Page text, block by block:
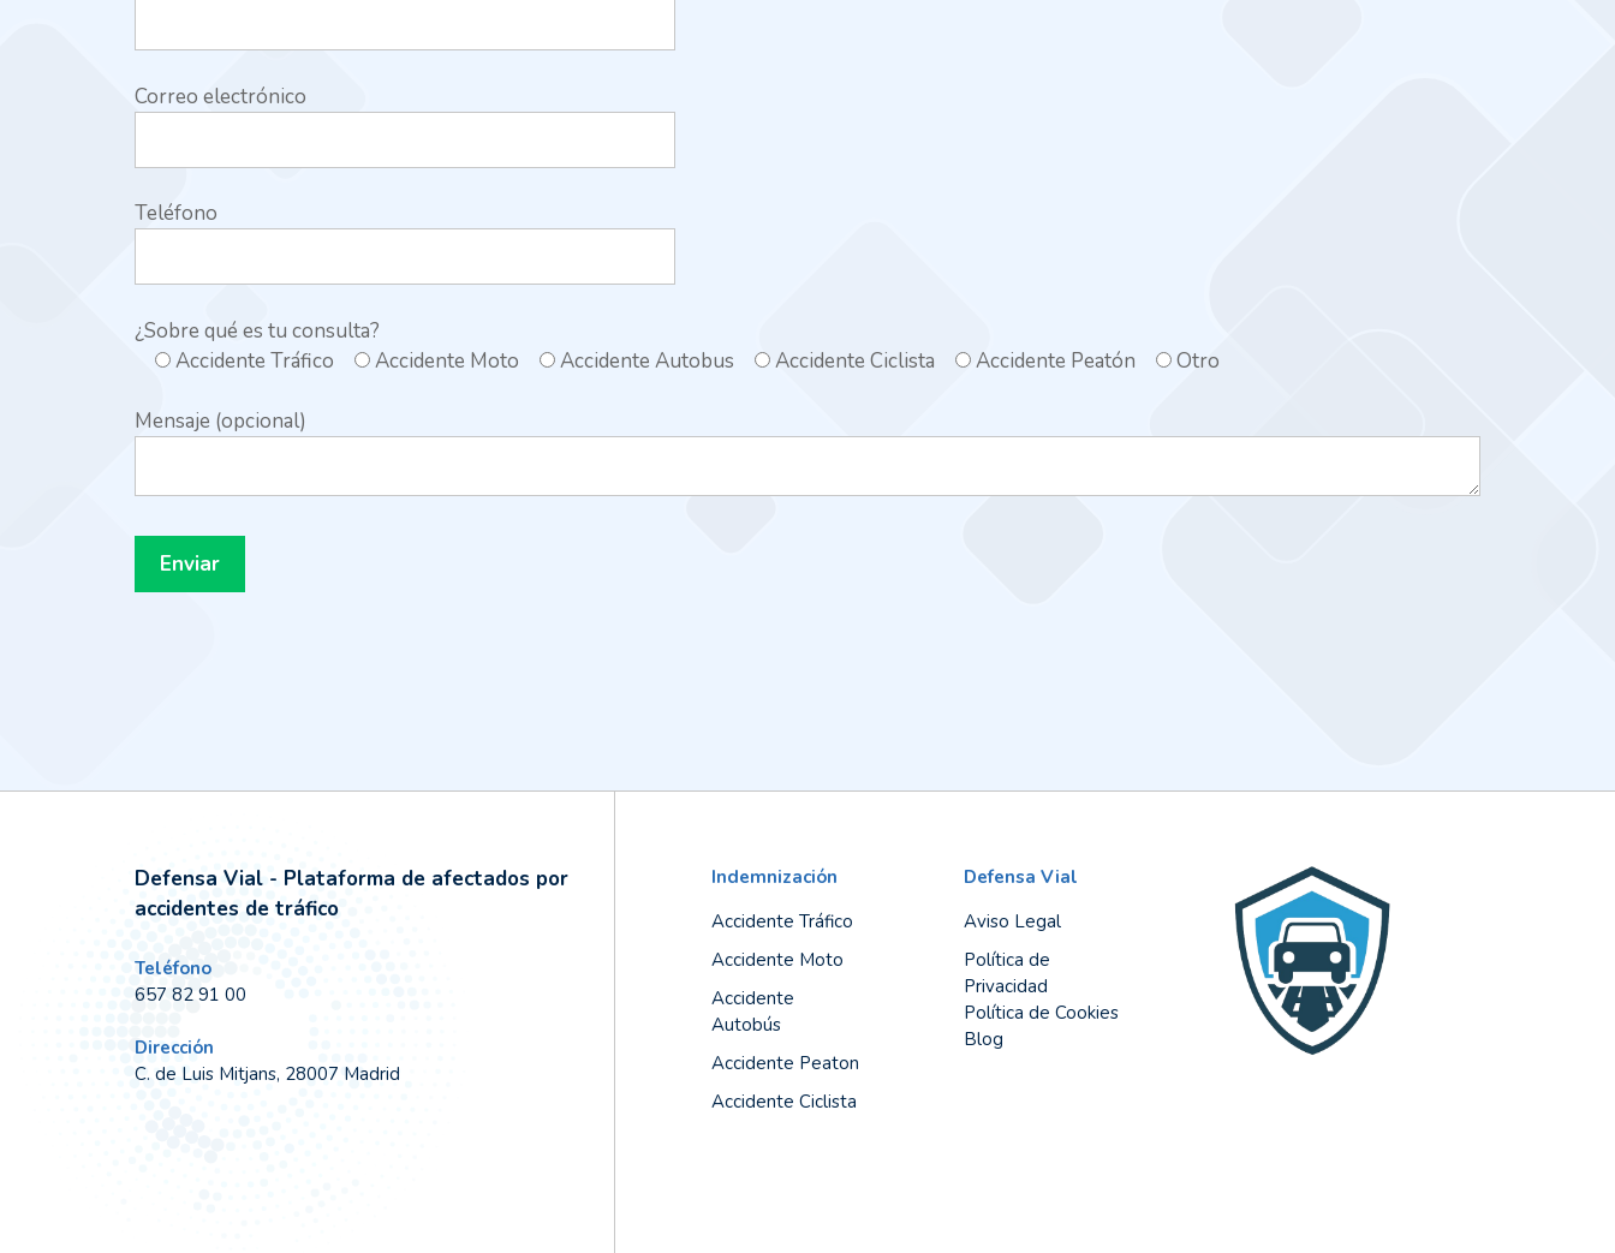
Correo electrónico
Teléfono
¿Sobre qué es tu consulta?
Accidente Tráfico
Accidente Moto Accidente Autobus Accidente Ciclista Accidente Peatón Otro
Mensaje (opcional)
Defensa Vial - Plataforma de afectados por
accidentes de tráfico
Teléfono
657 82 91 00
Dirección
C. de Luis Mitjans, 28007 Madrid
Indemnización
Accidente Tráfico
Accidente Moto
Accidente
Autobús
Accidente Peaton
Accidente Ciclista
Defensa Vial
Aviso Legal
Política de
Privacidad
Política de Cookies
Blog